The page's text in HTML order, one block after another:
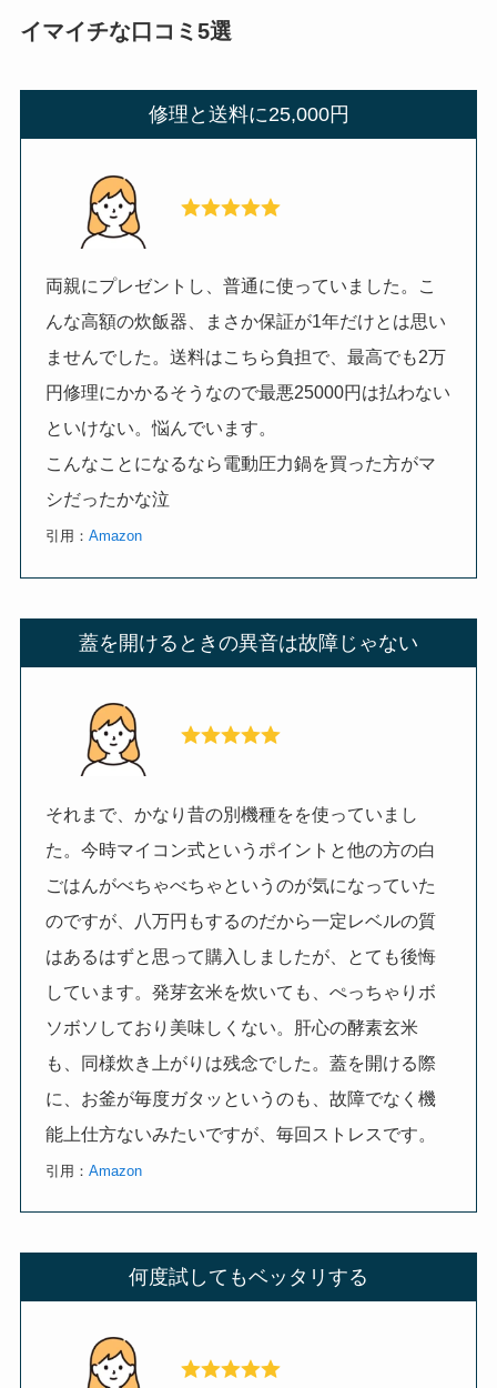
イマイチな口コミ5選
修理と送料に25,000円
両親にプレゼントし、普通に使っていました。こ
んな高額の炊飯器、まさか保証が1年だけとは思い
ませんでした。送料はこちら負担で、最高でも2万
円修理にかかるそうなので最悪25000円は払わない
といけない。悩んでいます。
こんなことになるなら電動圧力鍋を買った方がマ
シだったかな泣
引用：Amazon
蓋を開けるときの異音は故障じゃない
それまで、かなり昔の別機種をを使っていまし
た。今時マイコン式というポイントと他の方の白
ごはんがべちゃべちゃというのが気になっていた
のですが、八万円もするのだから一定レベルの質
はあるはずと思って購入しましたが、とても後悔
しています。発芽玄米を炊いても、ぺっちゃりボ
ソボソしており美味しくない。肝心の酵素玄米
も、同様炊き上がりは残念でした。蓋を開ける際
に、お釜が毎度ガタッというのも、故障でなく機
能上仕方ないみたいですが、毎回ストレスです。
引用：Amazon
何度試してもベッタリする